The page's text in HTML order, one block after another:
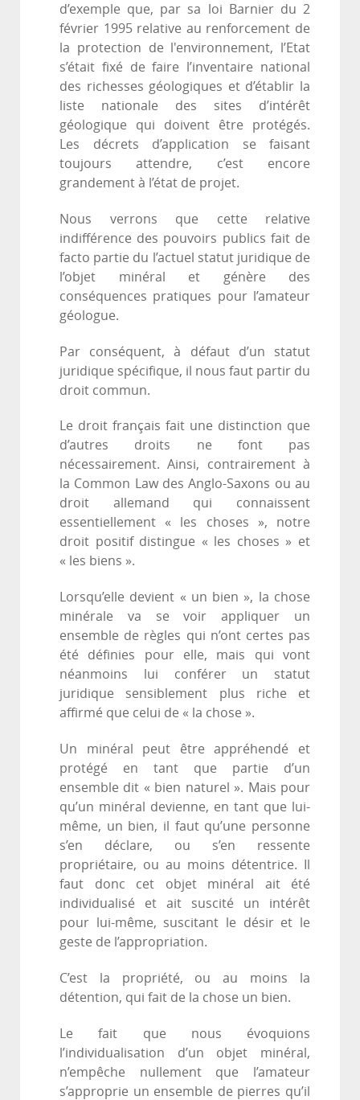
d’exemple que, par sa loi Barnier du 2
février 1995 relative au renforcement de
la protection de l'environnement, l’Etat
s’était fixé de faire l’inventaire national
des richesses géologiques et d’établir la
liste nationale des sites d’intérêt
géologique qui doivent être protégés.
Les décrets d’application se faisant
toujours attendre, c’est encore
grandement à l’état de projet.
Nous verrons que cette relative
indifférence des pouvoirs publics fait de
facto partie du l’actuel statut juridique de
l’objet minéral et génère des
conséquences pratiques pour l’amateur
géologue.
Par conséquent, à défaut d’un statut
juridique spécifique, il nous faut partir du
droit commun.
Le droit français fait une distinction que
d’autres droits ne font pas
nécessairement. Ainsi, contrairement à
la Common Law des Anglo-Saxons ou au
droit allemand qui connaissent
essentiellement « les choses », notre
droit positif distingue « les choses » et
« les biens ».
Lorsqu’elle devient « un bien », la chose
minérale va se voir appliquer un
ensemble de règles qui n’ont certes pas
été définies pour elle, mais qui vont
néanmoins lui conférer un statut
juridique sensiblement plus riche et
affirmé que celui de « la chose ».
Un minéral peut être appréhendé et
protégé en tant que partie d’un
ensemble dit « bien naturel ». Mais pour
qu’un minéral devienne, en tant que lui-
même, un bien, il faut qu’une personne
s’en déclare, ou s’en ressente
propriétaire, ou au moins détentrice. Il
faut donc cet objet minéral ait été
individualisé et ait suscité un intérêt
pour lui-même, suscitant le désir et le
geste de l’appropriation.
C’est la propriété, ou au moins la
détention, qui fait de la chose un bien.
Le fait que nous évoquions
l’individualisation d’un objet minéral,
n’empêche nullement que l’amateur
s’approprie un ensemble de pierres qu’il